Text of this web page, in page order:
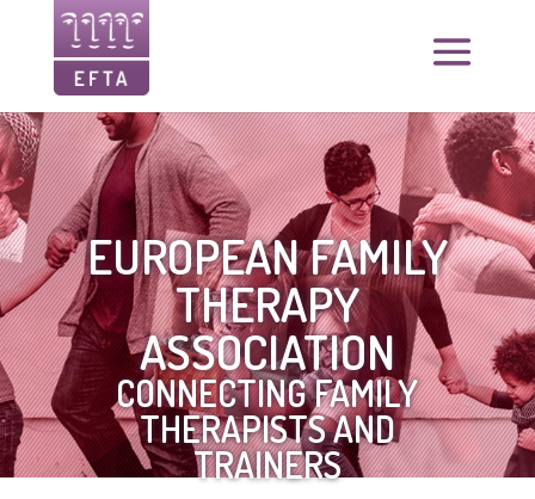
EUROPEAN FAMILY
THERAPY
ASSOCIATION
CONNECTING FAMILY
THERAPISTS AND
TRAINERS